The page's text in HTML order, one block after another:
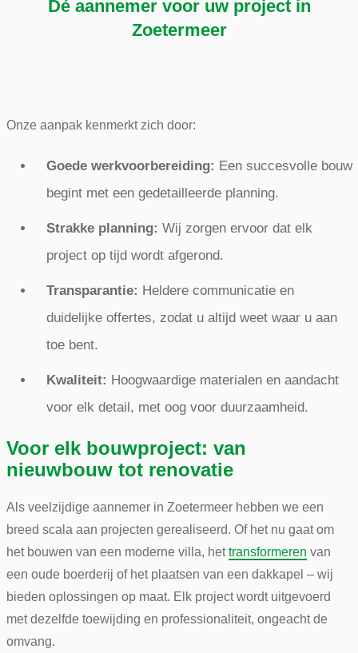
Dé aannemer voor uw project in
Zoetermeer
Onze aanpak kenmerkt zich door:
Goede werkvoorbereiding: Een succesvolle bouw
begint met een gedetailleerde planning.
Strakke planning: Wij zorgen ervoor dat elk
project op tijd wordt afgerond.
Transparantie: Heldere communicatie en
duidelijke offertes, zodat u altijd weet waar u aan
toe bent.
Kwaliteit: Hoogwaardige materialen en aandacht
voor elk detail, met oog voor duurzaamheid.
Voor elk bouwproject: van
nieuwbouw tot renovatie
Als veelzijdige aannemer in Zoetermeer hebben we een
breed scala aan projecten gerealiseerd. Of het nu gaat om
het bouwen van een moderne villa, hettransformeren van
een oude boerderij of het plaatsen van een dakkapel – wij
bieden oplossingen op maat. Elk project wordt uitgevoerd
met dezelfde toewijding en professionaliteit, ongeacht de
omvang.